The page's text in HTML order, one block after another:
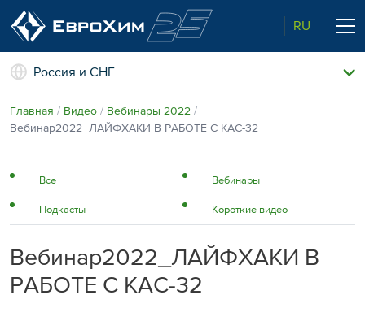
RU
Наши удобрения
О нас
Качество от лидера рынка
Экологичность
Агроэкспертиза
Полевые опыты
Новости и события
Наши контакты
Центр знаний
Россия и СНГ
Главная Видео
Вебинары 2022
Вебинар2022_ЛАЙФХАКИ В РАБОТЕ С КАС-32
Все Вебинары
Подкасты Короткие видео
Вебинар2022_ЛАЙФХАКИ В
РАБОТЕ С КАС-32